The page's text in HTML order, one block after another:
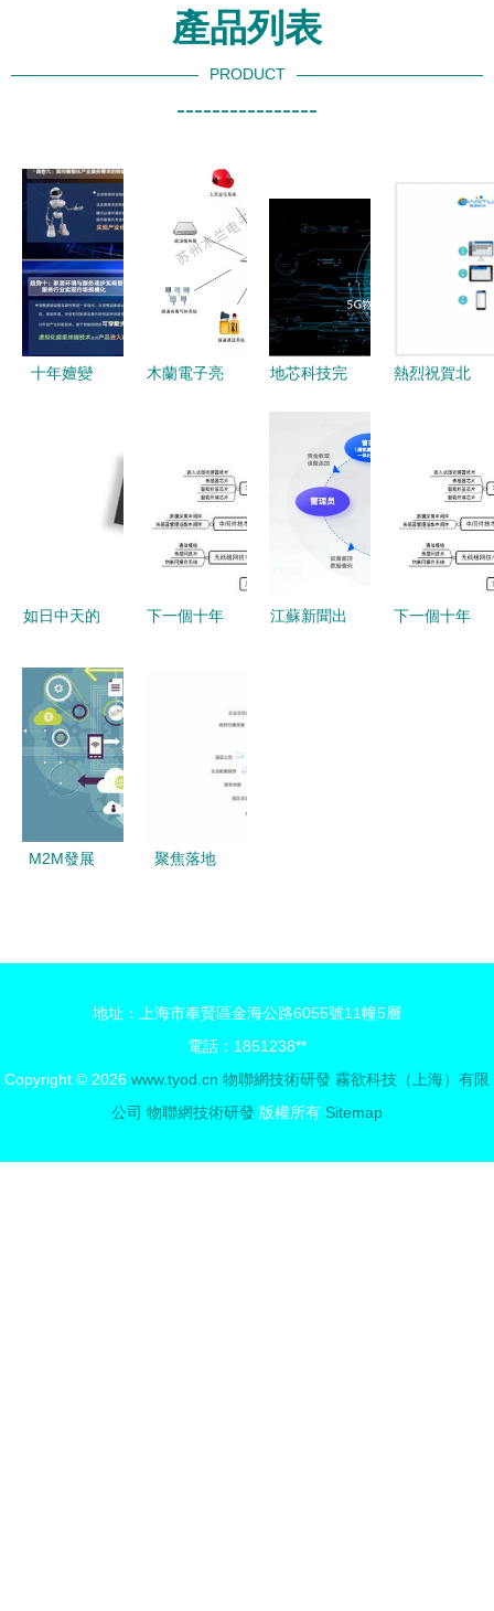
產品列表
PRODUCT
----------------
十年嬗變
木蘭電子亮
展示物聯網
技術研發新
地芯科技完
輪融資，專
注5G物聯
網模擬射頻
芯片研發，
助力產業升
級
熱烈祝賀北
新技術企業
認定——深
術研發，智
領未來
如日中天的
物聯網技術
的研發與應
用前景
下一個十年
江蘇新聞出
下一個十年
M2M發展
聚焦落地
聯網技術研
發新浪潮
地址：上海市奉賢區金海公路6055號11幢5層
電話：1851238**
Copyright © 2026 www.tyod.cn 物聯網技術研發 霧欲科技（上海）有限
公司 物聯網技術研發 版權所有 Sitemap